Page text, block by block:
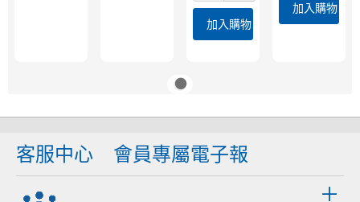
加入購物車
加入購物車
客服中心 會員專屬電子報